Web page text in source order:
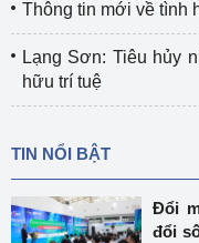
Thông tin mới về tình
Lạng Sơn: Tiêu hủy
hữu trí tuệ
TIN NỔI BẬT
Đổi
đổi